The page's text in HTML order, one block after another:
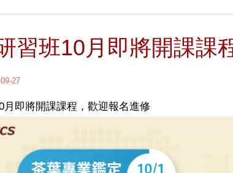
習班10月即將開課課
27
月即將開課課程，歡迎報名進修